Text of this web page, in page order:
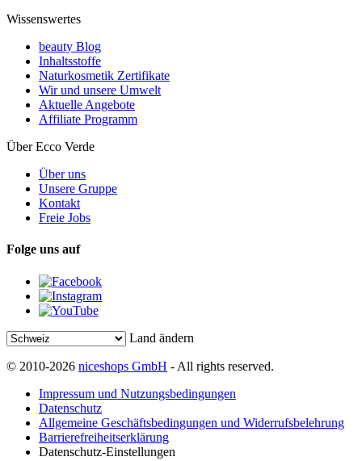
Wissenswertes
beauty Blog
Inhaltsstoffe
Naturkosmetik Zertifikate
Wir und unsere Umwelt
Aktuelle Angebote
Affiliate Programm
Über Ecco Verde
Über uns
Unsere Gruppe
Kontakt
Freie Jobs
Folge uns auf
Land ändern
© 2010-2026 niceshops GmbH - All rights reserved.
Impressum und Nutzungsbedingungen
Datenschutz
Allgemeine Geschäftsbedingungen und Widerrufsbelehrung
Barrierefreiheitserklärung
Datenschutz-Einstellungen